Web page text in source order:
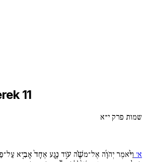
11
שמות פרק י״א
א׳ וַיֹּ֨אמֶר יְהֹוָ֜ה אֶל־משֶׁ֗ה ע֣וֹד נֶ֤גַע אֶחָד֙ אָבִ֤יא